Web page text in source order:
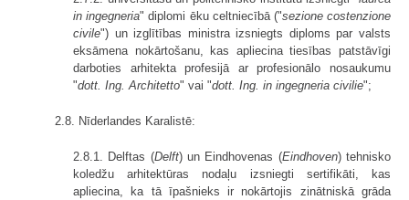
in ingegneria" diplomi ēku celtniecībā ("sezione costenzione
civile") un izglītības ministra izsniegts diploms par valsts
eksāmena nokārtošanu, kas apliecina tiesības patstāvīgi
darboties arhitekta profesijā ar profesionālo nosaukumu
"dott. Ing. Architetto" vai "dott. Ing. in ingegneria civilie";
2.8. Nīderlandes Karalistē:
2.8.1. Delftas (Delft) un Eindhovenas (Eindhoven) tehnisko
koledžu arhitektūras nodaļu izsniegti sertifikāti, kas
apliecina, ka tā īpašnieks ir nokārtojis zinātniskā grāda